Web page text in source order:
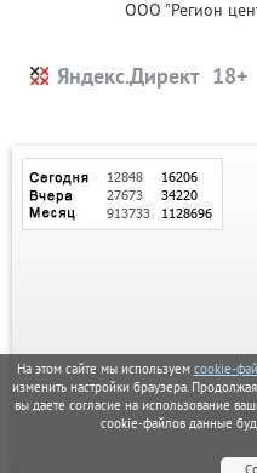
На этом сайте мы используем cookie-
изменить настройки браузера.
вы даете согласие на использование
cookie-файлов данные
ООО "Регион
Яндекс.Директ